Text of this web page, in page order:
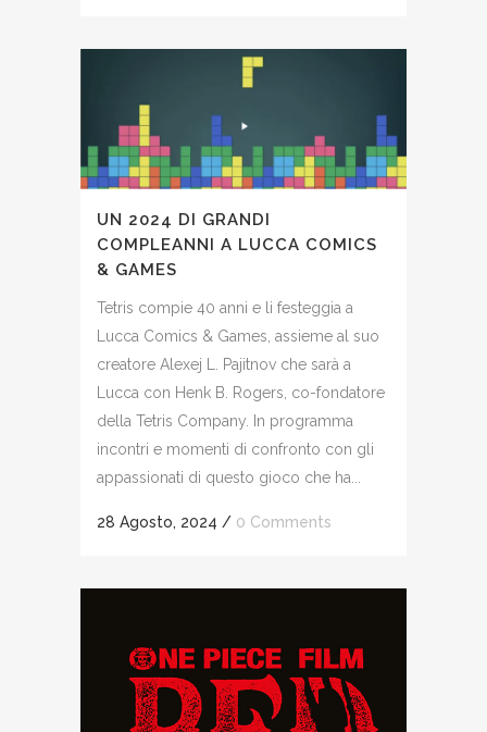
UN 2024 DI GRANDI
COMPLEANNI A LUCCA COMICS
& GAMES
Tetris compie 40 anni e li festeggia a
Lucca Comics & Games, assieme al suo
creatore Alexej L. Pajitnov che sarà a
Lucca con Henk B. Rogers, co-fondatore
della Tetris Company. In programma
incontri e momenti di confronto con gli
appassionati di questo gioco che ha...
28 Agosto, 2024 / 0 Comments